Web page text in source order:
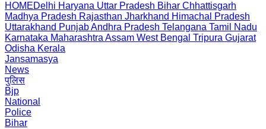
HOMEDelhi Haryana Uttar Pradesh Bihar Chhattisgarh
Madhya Pradesh Rajasthan Jharkhand Himachal Pradesh
Uttarakhand PunjabAndhra Pradesh Telangana Tamil Nadu
Karnataka Maharashtra Assam West Bengal Tripura Gujarat
Odisha Kerala
Jansamasya
News
पुलिस
Bjp
National
Police
Bihar